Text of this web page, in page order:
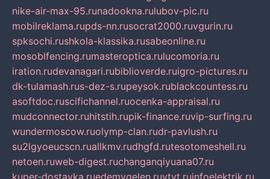
nike-air-max-95.runadookna.rulubov-pic.ru
mobilreklama.rupds-nn.rusocrat2000.ruvgurin.ru
spksochi.rushkola-klassika.rusabeonline.ru
mosoblfencing.rumasteroptica.rulucomoria.ru
iration.rudevanagari.rubiblioverde.ruigro-pictures.ru
dk-tulamash.rus-dez-s.rupeysok.rublackcountess.ru
asoftdoc.ruscifichannel.ruocenka-appraisal.ru
mudconnector.ruhitstih.rupik-finance.ruvip-surfing.ru
wundermoscow.ruolymp-clan.rudr-pavlush.ru
su2lgyoeucscn.ruallkmv.rudhgfd.rutesotomeshell.ru
netoen.ruweb-digest.ruchanganqiyuana07.ru
kuper-dostavka.ruedemvgelen.ruytyt.ruinfoelektrik.ru